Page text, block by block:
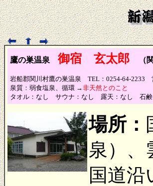
鷹の巣温泉 御宿 玄太郎 （
岩船郡関川村鷹の巣温泉 TEL：0254-64-2233
泉質：弱食塩泉、循環 →非天然とのこと
タオル：なし サウナ：なし 露天：なし 石
場所：
泉）、
国道